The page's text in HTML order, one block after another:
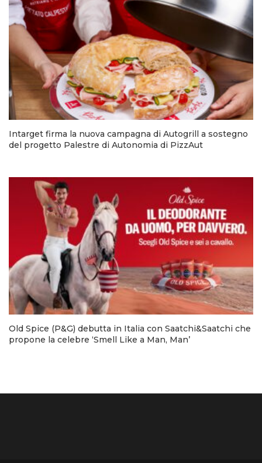
Intarget firma la nuova campagna di Autogrill a sostegno
del progetto Palestre di Autonomia di PizzAut
Old Spice (P&G) debutta in Italia con Saatchi&Saatchi che
propone la celebre ‘Smell Like a Man, Man’